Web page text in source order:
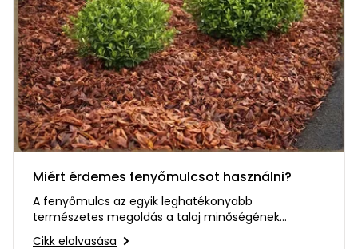
Miért érdemes fenyőmulcsot használni?
A fenyőmulcs az egyik leghatékonyabb
természetes megoldás a talaj minőségének
javítására és a növények védelmére.…
Cikk elolvasása